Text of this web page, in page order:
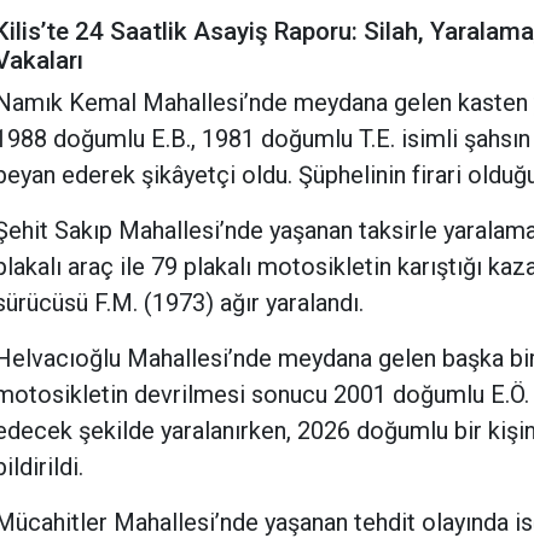
24 Saatlik Asayiş Raporu: Silah,
Kemal Mahallesi’nde meydana gelen kasten
doğumlu E.B., 1981 doğumlu T.E. isimli
ederek şikâyetçi oldu. Şüphelinin firari
Sakıp Mahallesi’nde yaşanan taksirle
araç ile 79 plakalı motosikletin karıştığı
F.M. (1973) ağır yaralandı.
Mahallesi’nde meydana gelen başka
devrilmesi sonucu 2001 doğumlu
şekilde yaralanırken, 2026 doğumlu bir
Mahallesi’nde yaşanan tehdit olayında